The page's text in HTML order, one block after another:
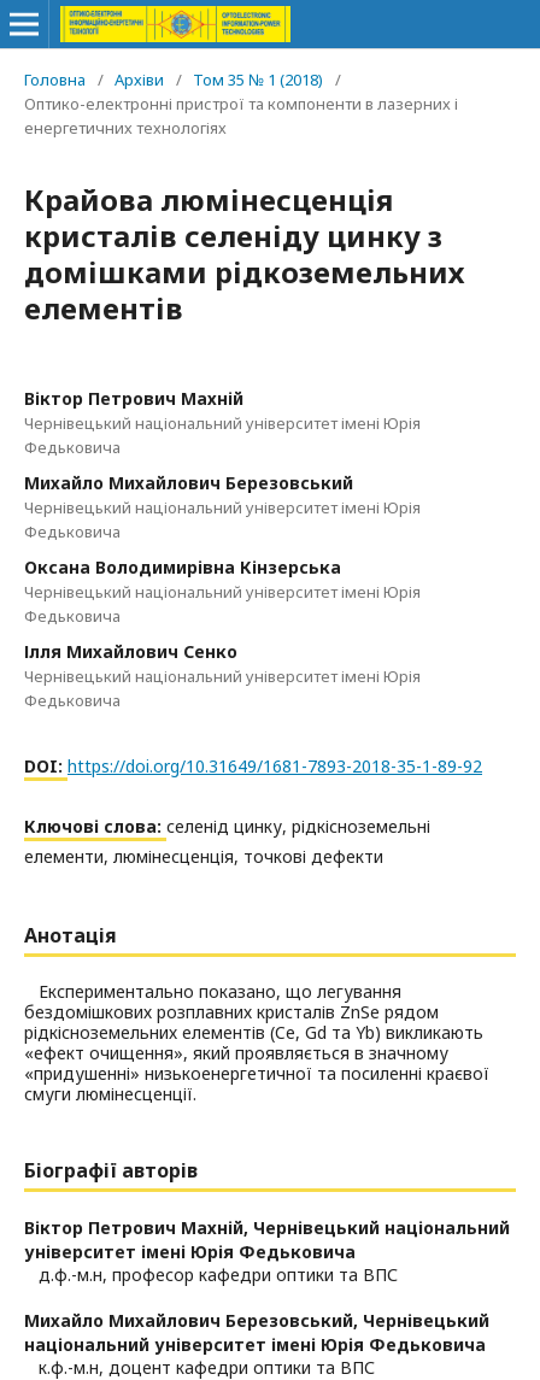
Головна / Архіви / Том 35 № 1 (2018)
/
Оптико-електронні пристрої та компоненти в лазерних і
енергетичних технологіях
Крайова люмінесценція
кристалів селеніду цинку з
домішками рідкоземельних
елементів
Віктор Петрович Махній
Чернівецький національний університет імені Юрія
Федьковича
Михайло Михайлович Березовський
Чернівецький національний університет імені Юрія
Федьковича
Оксана Володимирівна Кінзерська
Чернівецький національний університет імені Юрія
Федьковича
Ілля Михайлович Сенко
Чернівецький національний університет імені Юрія
Федьковича
DOI: https://doi.org/10.31649/1681-7893-2018-35-1-89-92
Ключові слова: селенід цинку, рідкісноземельні
елементи, люмінесценція, точкові дефекти
Анотація
Експериментально показано, що легування
бездомішкових розплавних кристалів ZnSe рядом
рідкісноземельних елементів (Ce, Gd та Yb) викликають
«ефект очищення», який проявляється в значному
«придушенні» низькоенергетичної та посиленні краєвої
смуги люмінесценції.
Біографії авторів
Віктор Петрович Махній, Чернівецький національний
університет імені Юрія Федьковича
д.ф.-м.н, професор кафедри оптики та ВПС
Михайло Михайлович Березовський, Чернівецький
національний університет імені Юрія Федьковича
к.ф.-м.н, доцент кафедри оптики та ВПС